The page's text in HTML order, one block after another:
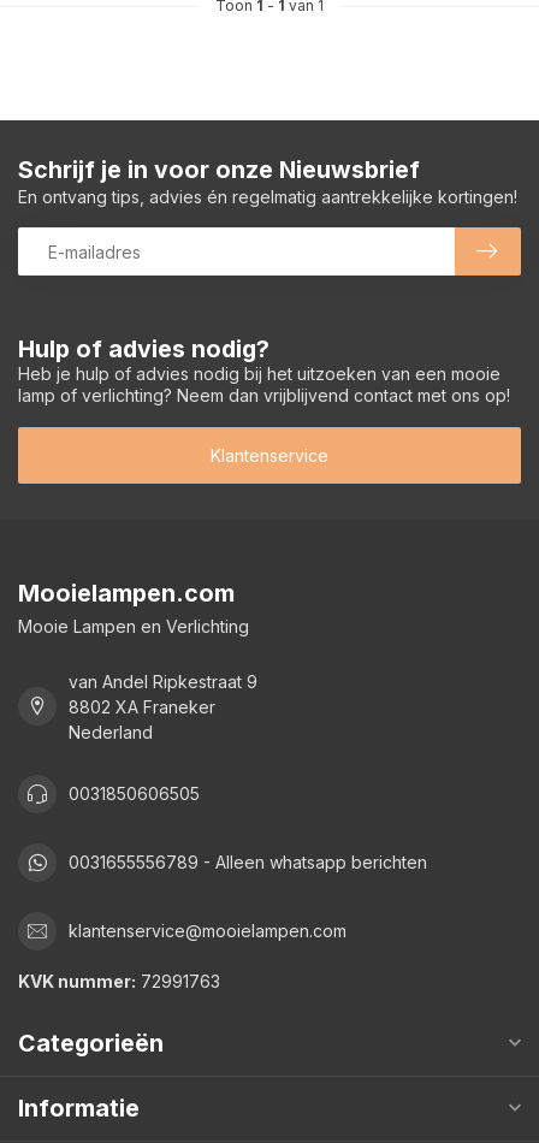
Toon 1 - 1 van 1
Hulp of advies nodig?
Heb je hulp of advies nodig bij het uitzoeken van een mooie
lamp of verlichting? Neem dan vrijblijvend contact met ons op!
Klantenservice
Schrijf je in voor onze Nieuwsbrief
En ontvang tips, advies én regelmatig aantrekkelijke kortingen!
Mooielampen.com
Mooie Lampen en Verlichting
van Andel Ripkestraat 9
8802 XA Franeker
Nederland
0031850606505
0031655556789 - Alleen whatsapp berichten
klantenservice@mooielampen.com
KVK nummer: 72991763
Categorieën
Informatie